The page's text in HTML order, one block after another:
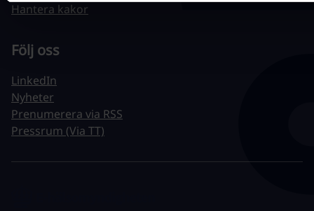
Hantera kakor
Följ oss
LinkedIn
Nyheter
Prenumerera via RSS
Pressrum (Via TT)